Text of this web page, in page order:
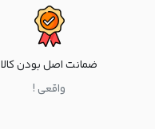
ضمانت اصل بودن کالا
واقعی !